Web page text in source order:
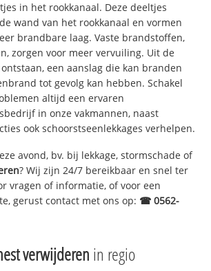
in het rookkanaal. Deze deeltjes
wand van het rookkanaal en vormen
brandbare laag. Vaste brandstoffen,
zorgen voor meer vervuiling. Uit de
een aanslag die kan branden
tot gevolg kan hebben. Schakel
altijd een ervaren
in onze vakmannen, naast
ook schoorstseenlekkages verhelpen.
avond, bv. bij lekkage, stormschade of
? Wij zijn 24/7 bereikbaar en snel ter
vragen of informatie, of voor een
gerust contact met ons op: ☎ 0562-
verwijderen in regio